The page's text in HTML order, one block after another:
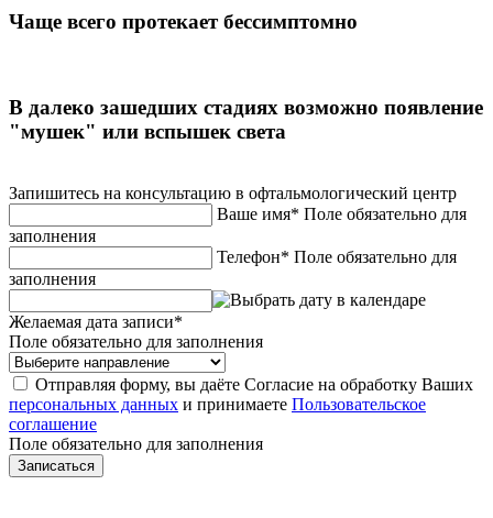
Чаще всего протекает бессимптомно
В далеко зашедших стадиях возможно появление
"мушек" или вспышек света
Запишитесь на консультацию в офтальмологический центр
Ваше имя* Поле обязательно для
заполнения
Телефон* Поле обязательно для
заполнения
Желаемая дата записи*
Поле обязательно для заполнения
Отправляя форму, вы даёте Согласие на обработку Ваших
персональных данных и принимаете Пользовательское
соглашение
Поле обязательно для заполнения